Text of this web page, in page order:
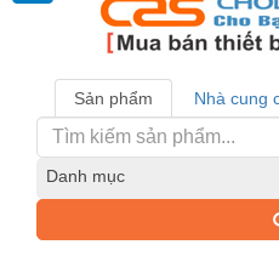
Sản phẩm Nhà cung
Danh mục